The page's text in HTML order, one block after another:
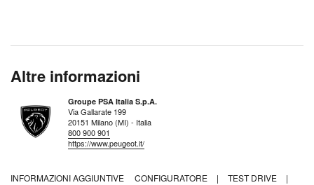
Altre informazioni
Groupe PSA Italia S.p.A.
Via Gallarate 199
20151 Milano (MI) - Italia
800 900 901
https://www.peugeot.it/
INFORMAZIONI AGGIUNTIVE CONFIGURATORE | TEST DRIVE
|